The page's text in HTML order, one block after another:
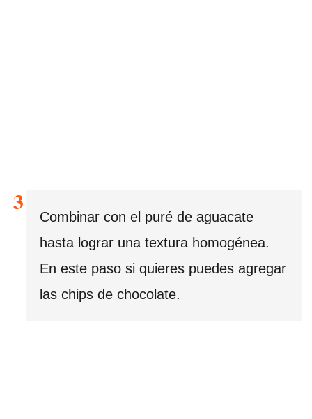
Combinar con el puré de aguacate
hasta lograr una textura homogénea.
En este paso si quieres puedes agregar
las chips de chocolate.